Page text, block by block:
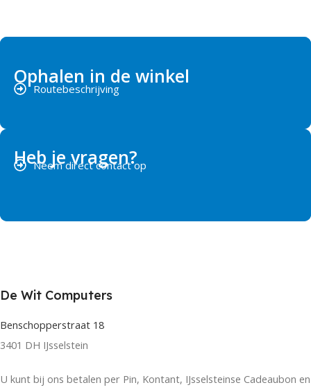
Ophalen in de winkel
Routebeschrijving
Heb je vragen?
Neem direct contact op
De Wit Computers
Benschopperstraat 18
3401 DH IJsselstein
U kunt bij ons betalen per Pin, Kontant, IJsselsteinse Cadeaubon en